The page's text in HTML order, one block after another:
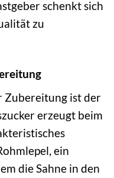
schenkt sich
zu
Zubereitung ist der
erzeugt beim
ein
die Sahne in den